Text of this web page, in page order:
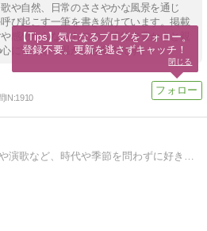
や自然、日常のささやかな風景を通じ
び起こす一筆を書き続けています。掲載
感想からなるものの、情緒の豊かさと親
に寄り添う温かさが魅力です。
IN:1910
カラオケ好きで、J-POPや演歌など、時代や季節を問わずに好きな歌を気ままに歌ってます。お聴き頂き楽しんでくださると嬉しいです。
【Tips】気になるブログをフォロー。
登録不要。更新を逃さずキャッチ！
閉じる